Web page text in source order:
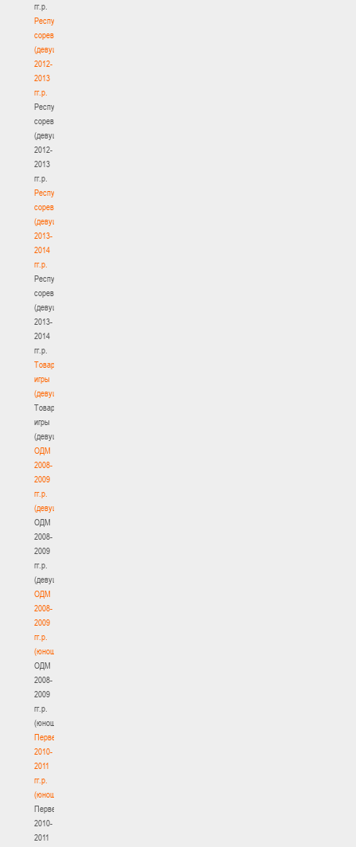
гг.р.
Республиканские
соревнования
(девушки)
2012-
2013
гг.р.
Республиканские
соревнования
(девушки)
2012-
2013
гг.р.
Республиканские
соревнования
(девушки)
2013-
2014
гг.р.
Республиканские
соревнования
(девушки)
2013-
2014
гг.р.
Товарищеские
игры
(девушки)
Товарищеские
игры
(девушки)
ОДМ
2008-
2009
гг.р.
(девушки)
ОДМ
2008-
2009
гг.р.
(девушки)
ОДМ
2008-
2009
гг.р.
(юноши)
ОДМ
2008-
2009
гг.р.
(юноши)
Первенство
2010-
2011
гг.р.
(юноши)
Первенство
2010-
2011